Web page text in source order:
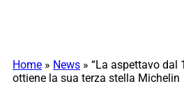
Home » News » “La aspettavo dal
ottiene la sua terza stella Michelin